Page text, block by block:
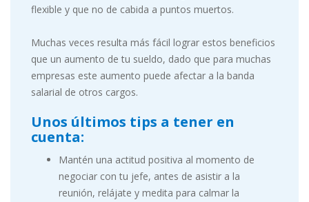
flexible y que no de cabida a puntos muertos.
Muchas veces resulta más fácil lograr estos beneficios
que un aumento de tu sueldo, dado que para muchas
empresas este aumento puede afectar a la banda
salarial de otros cargos.
Unos últimos tips a tener en
cuenta:
Mantén una actitud positiva al momento de
negociar con tu jefe, antes de asistir a la
reunión, relájate y medita para calmar la